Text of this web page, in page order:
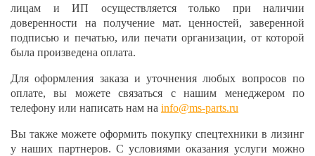
лицам и ИП осуществляется только при наличии
доверенности на получение мат. ценностей, заверенной
подписью и печатью, или печати организации, от которой
была произведена оплата.
Для оформления заказа и уточнения любых вопросов по
оплате, вы можете связаться с нашим менеджером по
телефону или написать нам на info@ms-parts.ru
Вы также можете оформить покупку спецтехники в лизинг
у наших партнеров. С условиями оказания услуги можно